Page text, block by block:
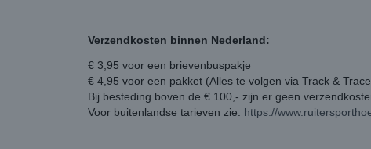
Verzendkosten binnen Nederland:
€ 3,95 voor een brievenbuspakje
€ 4,95 voor een pakket (Alles te volgen via Track &
Bij besteding boven de € 100,- zijn er geen
Voor buitenlandse tarieven zie: https://